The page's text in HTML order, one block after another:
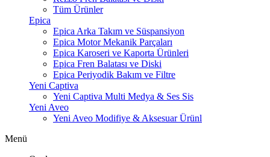
Tüm Ürünler
Epica
Epica Arka Takım ve Süspansiyon
Epica Motor Mekanik Parçaları
Epica Karoseri ve Kaporta Ürünleri
Epica Fren Balatası ve Diski
Epica Periyodik Bakım ve Filtre
Yeni Captiva
Yeni Captiva Multi Medya & Ses Sis
Yeni Aveo
Yeni Aveo Modifiye & Aksesuar Ürünl
Menü